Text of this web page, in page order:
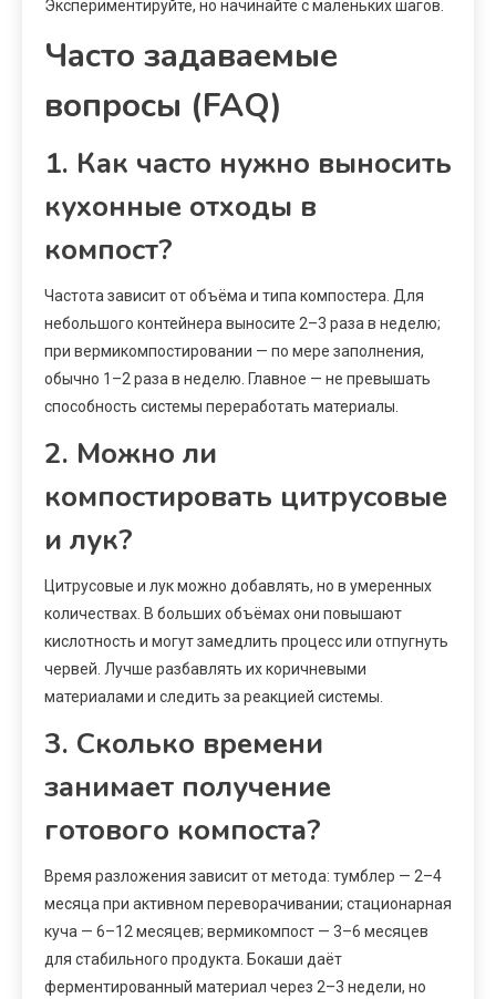
Экспериментируйте, но начинайте с маленьких шагов.
Часто задаваемые
вопросы (FAQ)
1. Как часто нужно выносить
кухонные отходы в
компост?
Частота зависит от объёма и типа компостера. Для
небольшого контейнера выносите 2–3 раза в неделю;
при вермикомпостировании — по мере заполнения,
обычно 1–2 раза в неделю. Главное — не превышать
способность системы переработать материалы.
2. Можно ли
компостировать цитрусовые
и лук?
Цитрусовые и лук можно добавлять, но в умеренных
количествах. В больших объёмах они повышают
кислотность и могут замедлить процесс или отпугнуть
червей. Лучше разбавлять их коричневыми
материалами и следить за реакцией системы.
3. Сколько времени
занимает получение
готового компоста?
Время разложения зависит от метода: тумблер — 2–4
месяца при активном переворачивании; стационарная
куча — 6–12 месяцев; вермикомпост — 3–6 месяцев
для стабильного продукта. Бокаши даёт
ферментированный материал через 2–3 недели, но